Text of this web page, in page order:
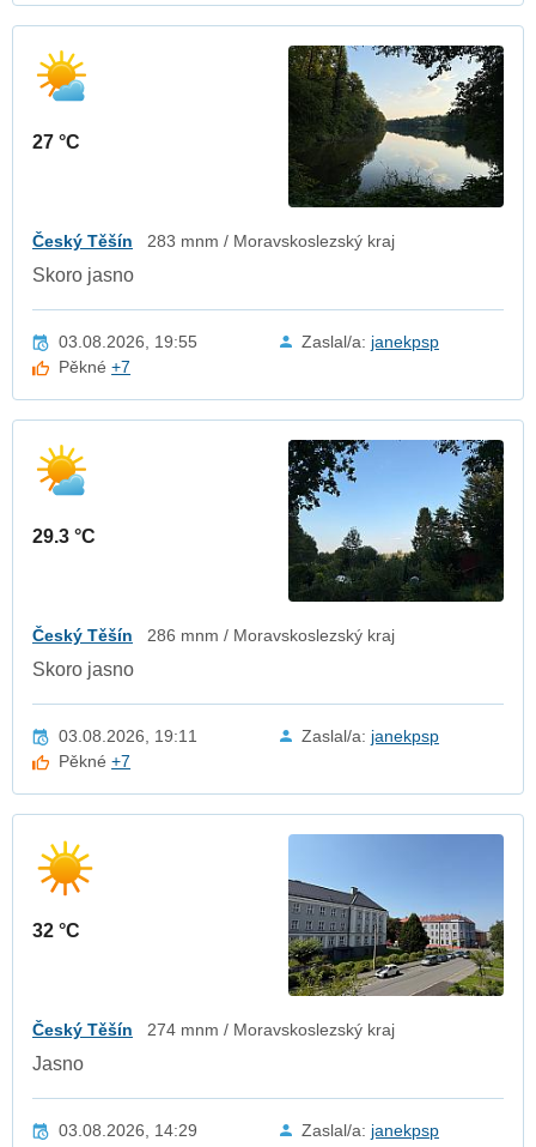
27 °C
Český Těšín 283 mnm / Moravskoslezský kraj
Skoro jasno
03.08.2026, 19:55 Zaslal/a: janekpsp
Pěkné+7
29.3 °C
Český Těšín 286 mnm / Moravskoslezský kraj
Skoro jasno
03.08.2026, 19:11 Zaslal/a: janekpsp
Pěkné+7
32 °C
Český Těšín 274 mnm / Moravskoslezský kraj
Jasno
03.08.2026, 14:29 Zaslal/a: janekpsp